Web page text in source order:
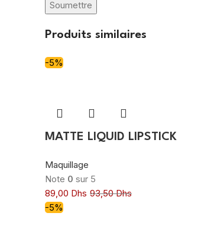
Produits similaires
-5%
MATTE LIQUID LIPSTICK
Maquillage
Note 0 sur 5
89,00 Dhs 93,50Dhs
-5%